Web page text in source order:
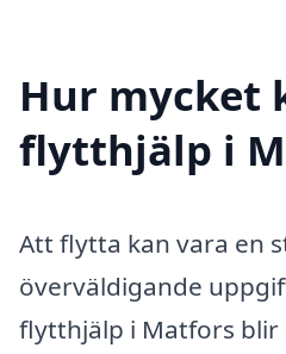
Hur mycket
flytthjälp i
Att flytta kan vara en
överväldigande
flytthjälp i Matfors blir